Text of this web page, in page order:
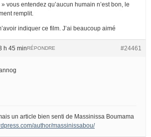
vous entendez qu’aucun humain n’est bon, le
remplit.
indiquer ce film. J’ai beaucoup aimé
h 45 min #24461
RÉPONDRE
un article bien senti de Massinissa Boumama
author/massinissabou/